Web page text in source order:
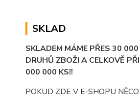
SKLAD
SKLADEM MÁME PŘES 30 000
DRUHŮ ZBOŽI A CELKOVĚ
000 000 KS!!
POKUD ZDE V E-SHOPU NĚCO